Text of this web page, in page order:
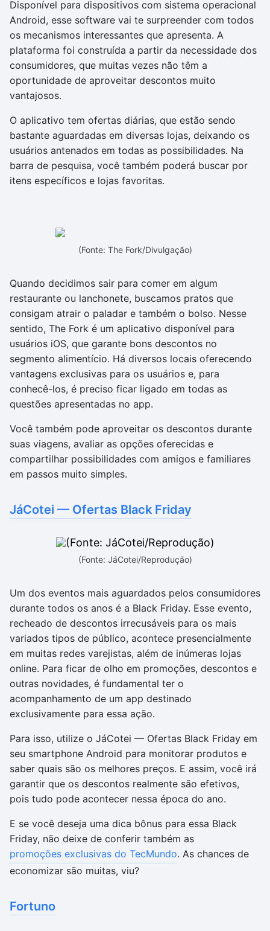
Disponível para dispositivos com sistema operacional
Android, esse software vai te surpreender com todos
os mecanismos interessantes que apresenta. A
plataforma foi construída a partir da necessidade dos
consumidores, que muitas vezes não têm a
oportunidade de aproveitar descontos muito
vantajosos.
O aplicativo tem ofertas diárias, que estão sendo
bastante aguardadas em diversas lojas, deixando os
usuários antenados em todas as possibilidades. Na
barra de pesquisa, você também poderá buscar por
itens específicos e lojas favoritas.
(Fonte: The Fork/Divulgação)
Quando decidimos sair para comer em algum
restaurante ou lanchonete, buscamos pratos que
consigam atrair o paladar e também o bolso. Nesse
sentido, The Fork é um aplicativo disponível para
usuários iOS, que garante bons descontos no
segmento alimentício. Há diversos locais oferecendo
vantagens exclusivas para os usuários e, para
conhecê-los, é preciso ficar ligado em todas as
questões apresentadas no app.
Você também pode aproveitar os descontos durante
suas viagens, avaliar as opções oferecidas e
compartilhar possibilidades com amigos e familiares
em passos muito simples.
JáCotei — Ofertas Black Friday
(Fonte: JáCotei/Reprodução)
Um dos eventos mais aguardados pelos consumidores
durante todos os anos é a Black Friday. Esse evento,
recheado de descontos irrecusáveis para os mais
variados tipos de público, acontece presencialmente
em muitas redes varejistas, além de inúmeras lojas
online. Para ficar de olho em promoções, descontos e
outras novidades, é fundamental ter o
acompanhamento de um app destinado
exclusivamente para essa ação.
Para isso, utilize o JáCotei — Ofertas Black Friday em
seu smartphone Android para monitorar produtos e
saber quais são os melhores preços. E assim, você irá
garantir que os descontos realmente são efetivos,
pois tudo pode acontecer nessa época do ano.
E se você deseja uma dica bônus para essa Black
Friday, não deixe de conferir também as
promoções exclusivas do TecMundo. As chances de
economizar são muitas, viu?
Fortuno